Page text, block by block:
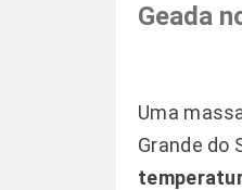
Geada
Uma
Grande do